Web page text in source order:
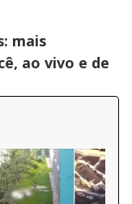
mais
ao vivo e de